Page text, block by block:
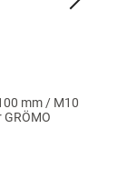
mm / M10